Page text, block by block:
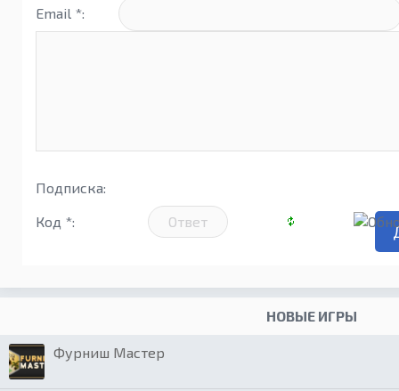
Email *:
Подписка:
Код *:
НОВЫЕ ИГРЫ
Фурниш Мастер